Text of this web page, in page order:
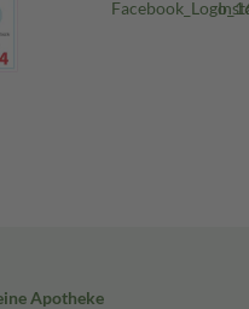
Apotheke